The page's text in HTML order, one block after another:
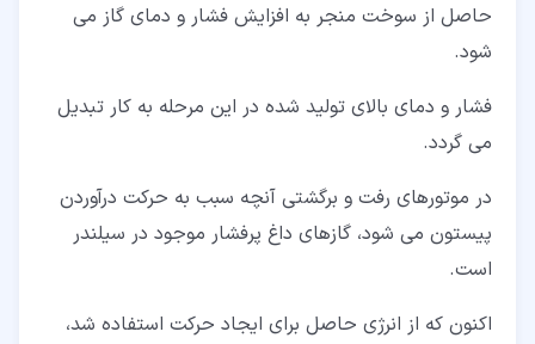
حاصل از سوخت منجر به افزایش فشار و دمای گاز می
شود.
فشار و دمای بالای تولید شده در این مرحله به کار تبدیل
می گردد.
در موتورهای رفت و برگشتی آنچه سبب به حرکت درآوردن
پیستون می شود، گازهای داغ پرفشار موجود در سیلندر
است.
اکنون که از انرژی حاصل برای ایجاد حرکت استفاده شد،